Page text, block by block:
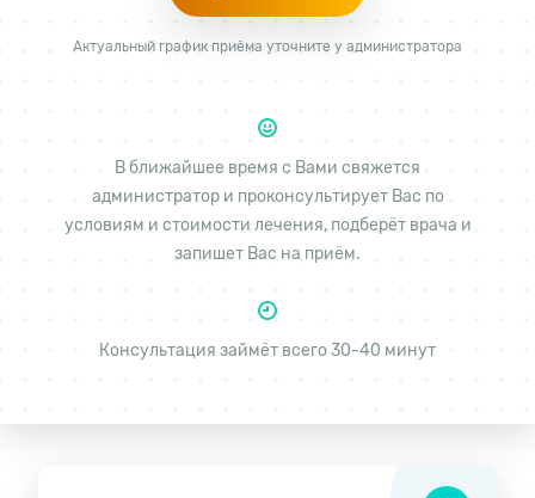
Актуальный график приёма уточните у администратора
В ближайшее время с Вами свяжется
администратор и проконсультирует Вас по
условиям и стоимости лечения, подберёт врача и
запишет Вас на приём.
Консультация займёт всего 30-40 минут